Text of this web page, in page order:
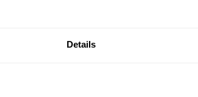
Details
ZAKELIJK